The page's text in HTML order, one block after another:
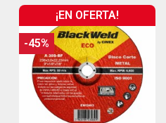
¡EN OFERTA!
-45%